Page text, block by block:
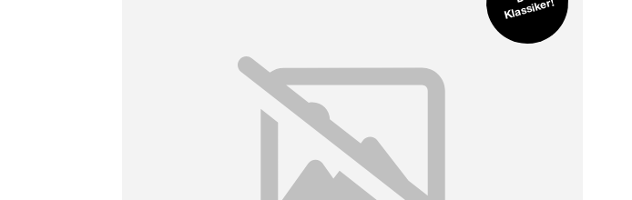
Klassiker!